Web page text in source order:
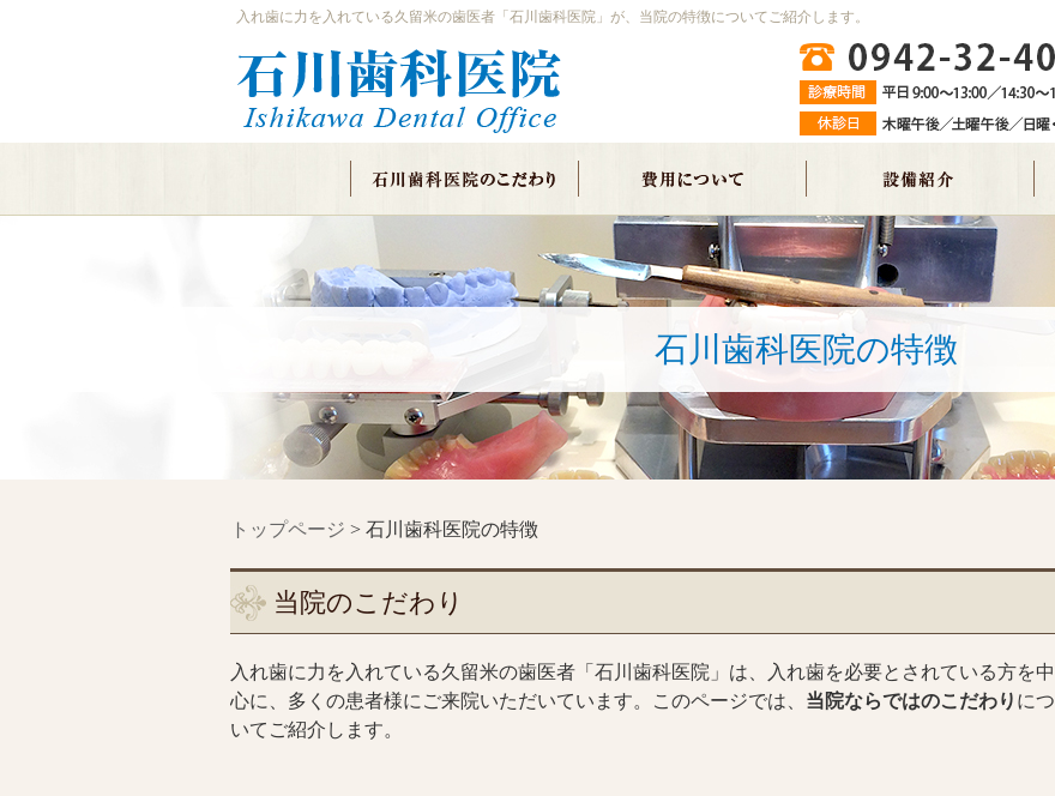
入れ歯に力を入れている久留米の歯医者「石川歯科医院」が、当院の特徴についてご紹介します。
石川歯科医院の特徴
トップページ > 石川歯科医院の特徴
当院のこだわり
入れ歯に力を入れている久留米の歯医者「石川歯科医院」は、入れ歯を必要とされている方を中
心に、多くの患者様にご来院いただいています。このページでは、 当院ならではのこだわり につ
いてご紹介します。